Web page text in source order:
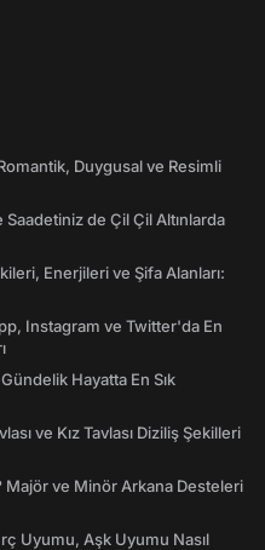
Duygusal ve Resimli
de Çil Çil Altınlarda
Enerjileri ve Şifa Alanları:
Instagram ve Twitter'da En
Hayatta En Sık
ve Kız Tavlası Diziliş Şekilleri
Majör ve Minör Arkana Desteleri
Uyumu, Aşk Uyumu Nasıl